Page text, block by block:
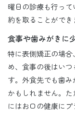
曜日の診療も行っ
約を取ることができ
食事や歯みがきに
特に表側矯正の場
め、食事の後はい
す。外食先でも歯
かもしれません。
にはお口の健康にプ